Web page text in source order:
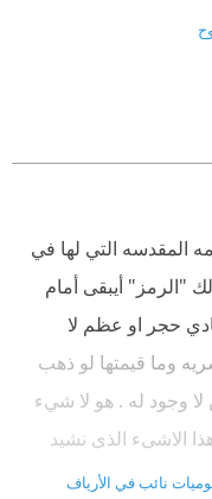
المقدسه التي لها في
"الرمز" أيبقى أمام
حجر او عظم لا
وما قيمتها لو ذهب
لا وجود له . هو لا شيء
الاشيء الذي نشيد
ونمتاز على غيرنا من
نائب في الأرياف